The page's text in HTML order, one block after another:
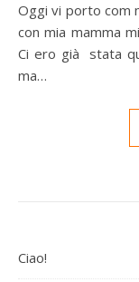
Oggi vi porto com me a Venezia. Dopo due giorni a Ferrara
con mia mamma
Ci ero già stata
ma…
Ciao!